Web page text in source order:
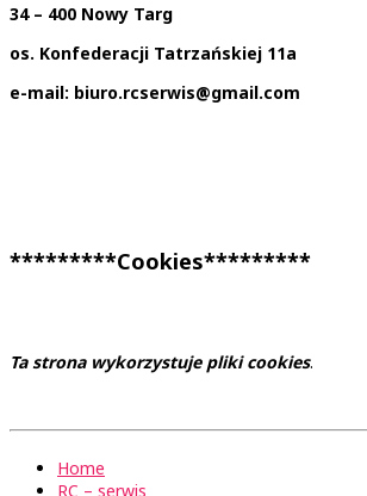
34 – 400 Nowy Targ
os. Konfederacji Tatrzańskiej 11a
e-mail: biuro.rcserwis@gmail.com
*********Cookies*********
Ta strona wykorzystuje pliki cookies.
Home
RC – serwis